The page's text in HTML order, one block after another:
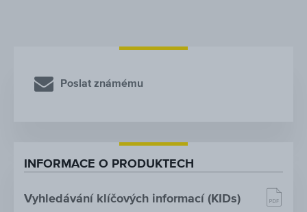
Poslat známému
INFORMACE O PRODUKTECH
Vyhledávání klíčových informací (KIDs)